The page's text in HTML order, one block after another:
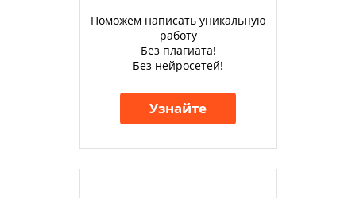
Поможем написать уникальную
работу
Без плагиата!
Без нейросетей!
Узнайте